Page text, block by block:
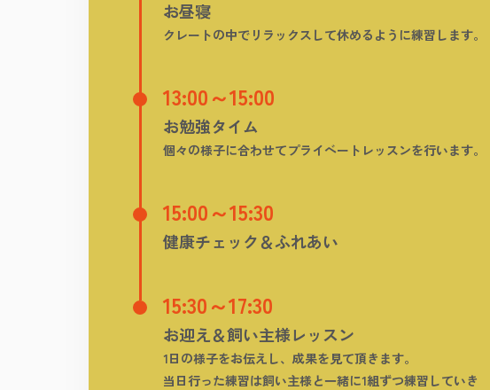
お昼寝
クレートの中でリラックスして休めるように練習します。
13:00～15:00
お勉強タイム
個々の様子に合わせてプライベートレッスンを行います。
15:00～15:30
健康チェック＆ふれあい
15:30～17:30
お迎え＆飼い主様レッスン
1日の様子をお伝えし、成果を見て頂きます。
当日行った練習は飼い主様と一緒に1組ずつ練習していき